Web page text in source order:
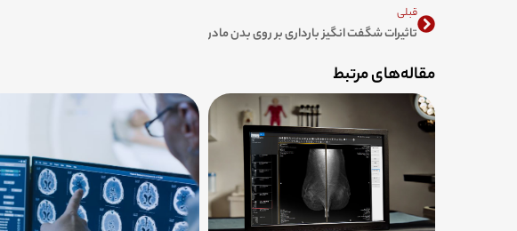
قبلی
تاثیرات شگفت انگیز بارداری بر روی بدن مادر
مقاله‌های مرتبط